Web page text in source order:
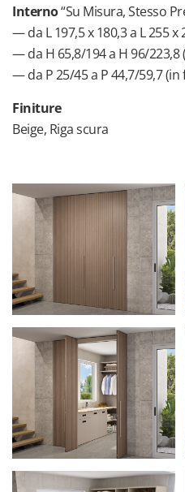
Interno“Su Misura, Stesso
— da L 197,5 x 180,3 a L 255 x
— da H 65,8/194 a H 96/223,8
— da P 25/45 a P 44,7/59,7 (in
Finiture
Beige, Riga scura